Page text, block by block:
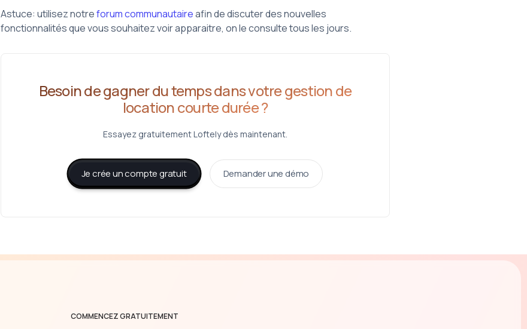
Astuce: utilisez notreforum communautaireafin de discuter des nouvelles
fonctionnalités que vous souhaitez voir apparaitre, on le consulte tous les jours.
Besoin de gagner du temps dans votre gestion de
location courte durée ?
Essayez gratuitement Loftely dès maintenant.
Je crée un compte gratuit Demander une démo
COMMENCEZ GRATUITEMENT